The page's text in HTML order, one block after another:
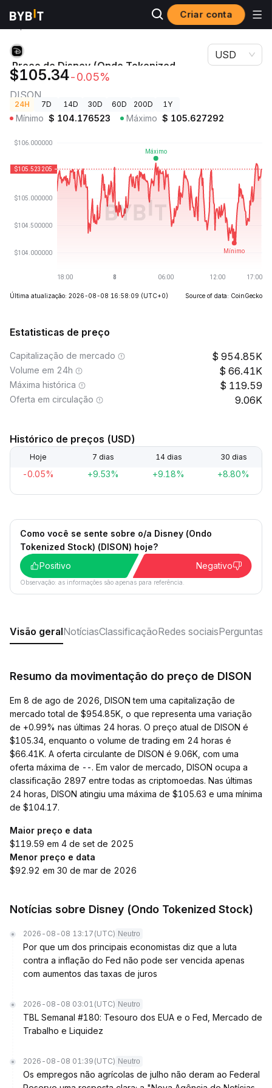
Criar conta
Preços de
Preço de Disney (Ondo Tokenized Stock)
Preço de Disney (Ondo Tokenized
Stock)
DISON
$105.34-0.05%
USD
24H 7D 14D 30D 60D 200D 1Y
Mínimo $ 104.176523 Máximo $ 105.627292
Última atualização: 2026-08-08 16:58:09 (UTC+0) Source of data: CoinGecko
Estatisticas de preço
Capitalização de mercado 954.85K
Volume em 24h 66.41K
Máxima histórica 119.59
Oferta em circulação 9.06K
Histórico de preços (USD)
Hoje 7 dias 14 dias 30 dias
-0.05% +9.53% +9.18% +8.80%
Como você se sente sobre o/a Disney (Ondo
Tokenized Stock) (DISON) hoje?
Positivo
Negativo
Observação: as informações são apenas para referência.
Visão geralNotíciasClassificaçãoRedes sociaisPerguntas
Resumo da movimentação do preço de DISON
Em 8 de ago de 2026, DISON tem uma capitalização de
mercado total de $954.85K, o que representa uma variação
de +0.99% nas últimas 24 horas. O preço atual de DISON é
$105.34, enquanto o volume de trading em 24 horas é
$66.41K. A oferta circulante de DISON é 9.06K, com uma
oferta máxima de --. Em valor de mercado, DISON ocupa a
classificação 2897 entre todas as criptomoedas. Nas últimas
24 horas, DISON atingiu uma máxima de $105.63 e uma mínima
de $104.17.
Maior preço e data
$119.59 em 4 de set de 2025
Menor preço e data
$92.92 em 30 de mar de 2026
Notícias sobre Disney (Ondo Tokenized Stock)
2026-08-08 13:17 (UTC) Neutro
Por que um dos principais economistas diz que a luta
contra a inflação do Fed não pode ser vencida apenas
com aumentos das taxas de juros
2026-08-08 03:01 (UTC) Neutro
TBL Semanal #180: Tesouro dos EUA e o Fed, Mercado de
Trabalho e Liquidez
2026-08-08 01:39 (UTC) Neutro
Os empregos não agrícolas de julho não deram ao Federal